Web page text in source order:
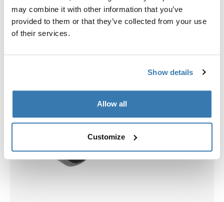
may combine it with other information that you’ve
provided to them or that they’ve collected from your use
of their services.
Show details
Allow all
Customize